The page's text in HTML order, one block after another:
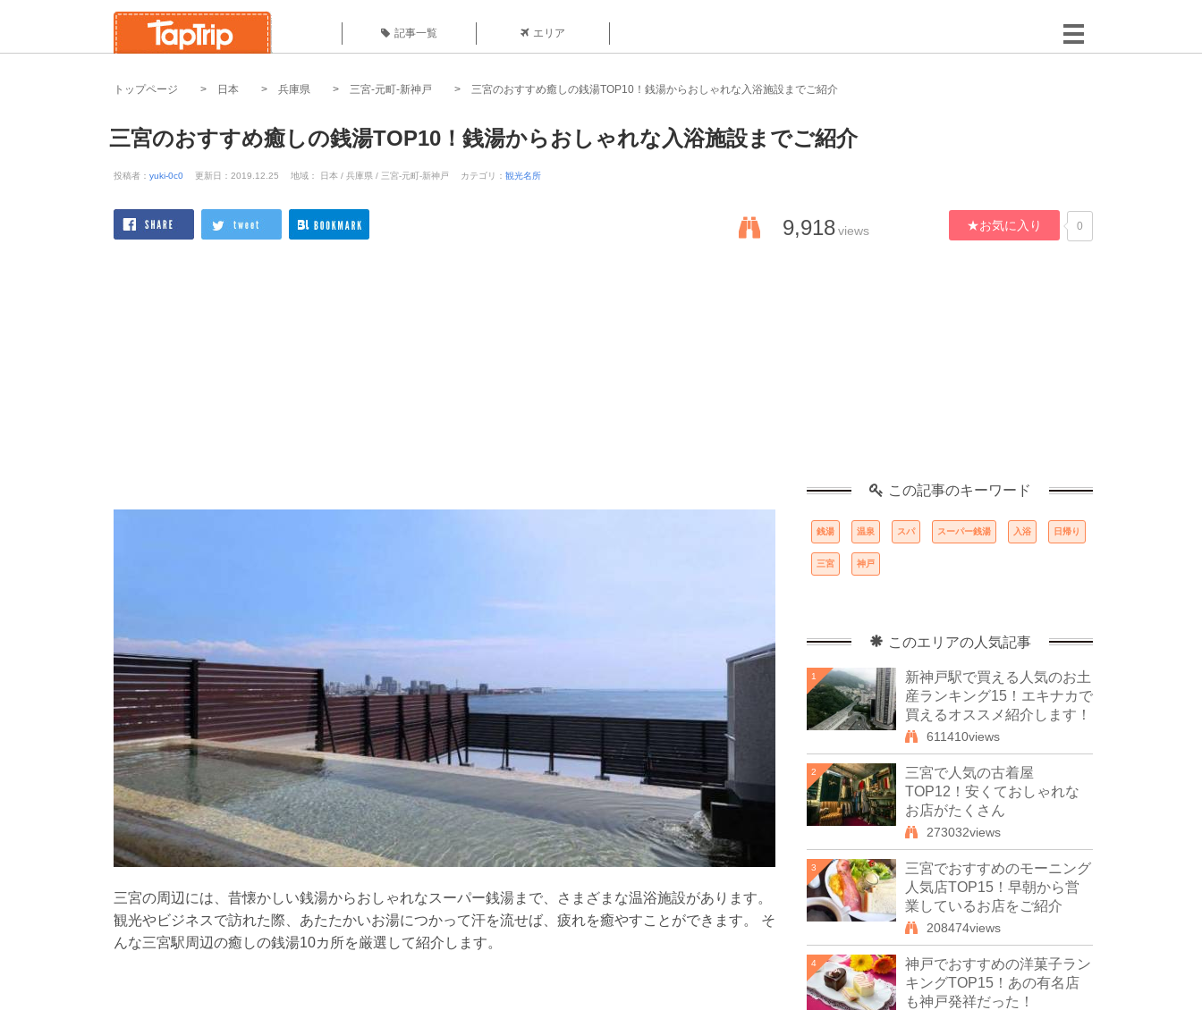
記事一覧 エリア
トップページ 日本 兵庫県 三宮-元町-新神戸 三宮のおすすめ癒しの銭湯TOP10！銭湯からおしゃれな入浴施設までご紹介
三宮のおすすめ癒しの銭湯TOP10！銭湯からおしゃれな入浴施設までご紹介
投稿者： yuki-0c0 更新日：2019.12.25 地域： 日本 / 兵庫県 / 三宮-元町-新神戸 カテゴリ： 観光名所
9,918views ★お気に入り 0
三宮の周辺には、昔懐かしい銭湯からおしゃれなスーパー銭湯まで、さまざまな温浴施設があります。
観光やビジネスで訪れた際、あたたかいお湯につかって汗を流せば、疲れを癒やすことができます。 そ
んな三宮駅周辺の癒しの銭湯10カ所を厳選して紹介します。
この記事のキーワード
銭湯 温泉 スパ スーパー銭湯 入浴 日帰り
三宮 神戸
このエリアの人気記事
1
新神戸駅で買える人気のお土
産ランキング15！エキナカで
買えるオススメ紹介します！
611410views
2
三宮で人気の古着屋
TOP12！安くておしゃれな
お店がたくさん
273032views
3
三宮でおすすめのモーニング
人気店TOP15！早朝から営
業しているお店をご紹介
208474views
4
神戸でおすすめの洋菓子ラン
キングTOP15！あの有名店
も神戸発祥だった！